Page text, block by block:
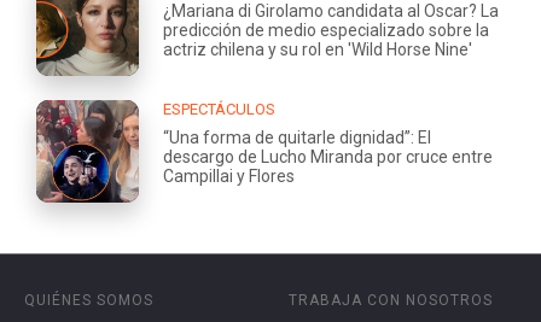
¿Mariana di Girolamo candidata al Oscar? La
predicción de medio especializado sobre la
actriz chilena y su rol en 'Wild Horse Nine'
ESPECTÁCULOS
“Una forma de quitarle dignidad”: El
descargo de Lucho Miranda por cruce entre
Campillai y Flores
QUIÉNES SOMOS
TRABAJA CON NOSOTROS